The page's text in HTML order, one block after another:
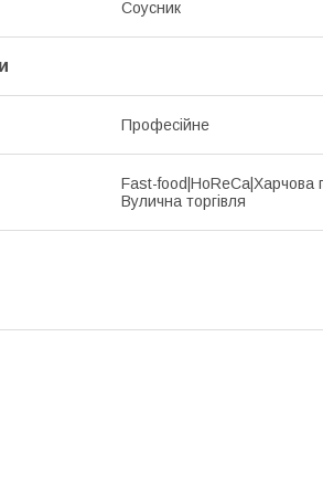
Соусник
Професійне
Fast-food|HoReCa|Харчова
Вулична торгівля